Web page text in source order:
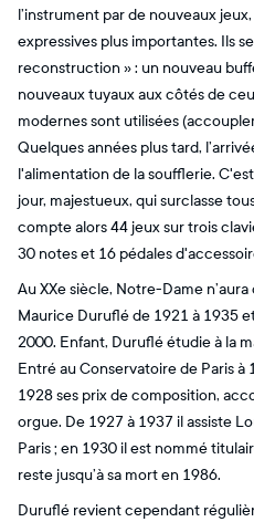
l’instrument par de nouveaux
expressives plus importantes. Ils
reconstruction » : un nouveau
nouveaux tuyaux aux côtés de
modernes sont utilisées
Quelques années plus tard,
l'alimentation de la soufflerie.
jour, majestueux, qui surclasse
compte alors 44 jeux sur trois
30 notes et 16 pédales
Au XXe siècle, Notre-Dame
Maurice Duruflé de 1921 à 1935
2000. Enfant, Duruflé étudie à la
Entré au Conservatoire de Paris
1928 ses prix de composition,
orgue. De 1927 à 1937 il assiste
Paris ; en 1930 il est nommé
reste jusqu’à sa mort en 1986.
Duruflé revient cependant